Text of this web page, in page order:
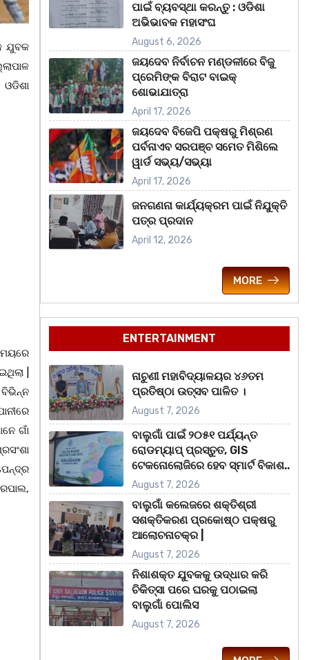
ଯୁବକ
|
ଗାଁ
ପାଇଁ ବ୍ୟବସ୍ଥା କରନ୍ତୁ : ଓଡିଶା
ଅଭିଭାବକ ମହାସଂଘ
August 6, 2026
ଜୟଦେବ ନିର୍ବାଚନ ମଣ୍ଡଳୀରେ ବିଜୁ
ପ୍ରେମିଙ୍କ ବିରାଟ ବାଇକ୍
ଶୋଭାଯାତ୍ରା
April 17, 2026
ଜୟଦେବ ବିଜେପି ପକ୍ଷରୁ ମିଶ୍ରଣ
ପର୍ବନାଏବ ସରପଞ୍ଚ ସମେତ ମିଶିଲେ
ୱାର୍ଡ ସଭ୍ୟ/ସଭ୍ୟା
April 17, 2026
ଜନଗଣନା କାର୍ଯ୍ୟକ୍ରମ ପାଇଁ ନିଯୁକ୍ତି
ପତ୍ର ପ୍ରଦାନ
April 12, 2026
MORE
ENTERTAINMENT
ନାଚୁଣୀ ମହାବିଦ୍ୟାଳୟର ୪୬ତମ
ପ୍ରତିଷ୍ଠା ଉତ୍ସବ ପାଳିତ ।
August 7, 2026
ବାଲୁଗାଁ ପାଇଁ ୨୦୫୧ ପର୍ଯ୍ୟନ୍ତ
ରୋଡମ୍ୟାପ୍ ପ୍ରସ୍ତୁତ, GIS
ଟେକନୋଲୋଜିରେ ହେବ ସ୍ମାର୍ଟ ବିକାଶ..
August 7, 2026
ବାଲୁଗାଁ କଲେଜରେ ଶକ୍ତିଶ୍ରୀ
ସଶକ୍ତିକରଣ ପ୍ରକୋଷ୍ଠ ପକ୍ଷରୁ
ଆଲୋଚନାଚକ୍ର |
August 7, 2026
ନିଶାଶକ୍ତ ଯୁବକକୁ ଉଦ୍ଧାର କରି
ଚିକିତ୍ସା ପରେ ଘରକୁ ପଠାଇଲା
ବାଲୁଗାଁ ପୋଲିସ
August 7, 2026